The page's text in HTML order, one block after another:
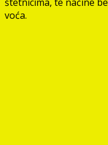
voća.